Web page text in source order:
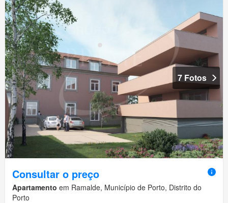
7 Fotos
Consultar o preço
Apartamento em Ramalde, Município de Porto, Distrito do
Porto